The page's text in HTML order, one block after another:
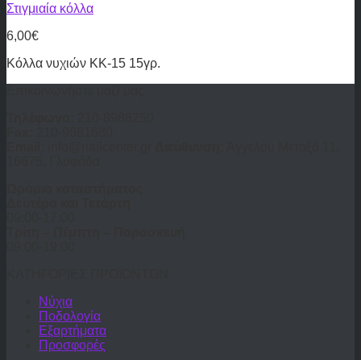
Στιγμιαία κόλλα
6,00€
Κόλλα νυχιών KK-15 15γρ.
Νύχια
Ποδολογία
Εξαρτήματα
Προσφορές